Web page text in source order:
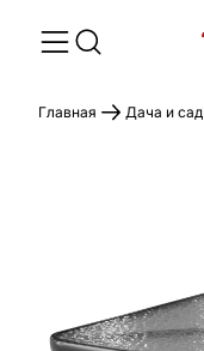
Главная Дача и сад